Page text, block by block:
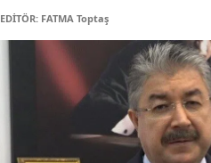
EDİTÖR: FATMA Toptaş